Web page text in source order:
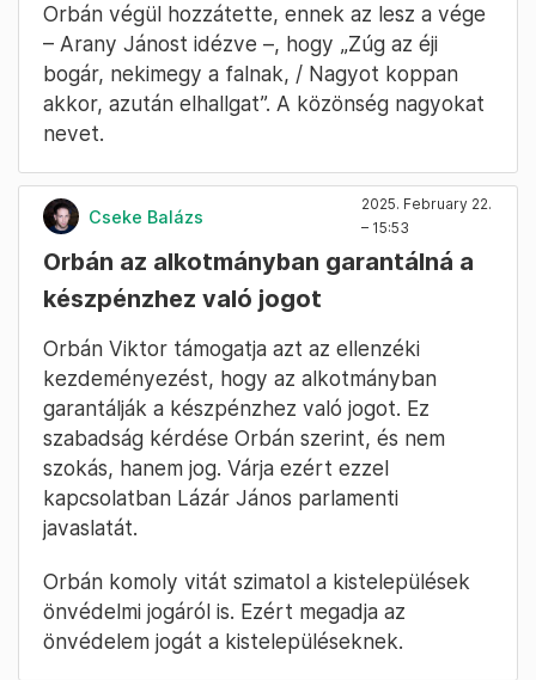
Orbán végül hozzátette, ennek az lesz a vége
– Arany Jánost idézve –, hogy „Zúg az éji
bogár, nekimegy a falnak, / Nagyot koppan
akkor, azután elhallgat”. A közönség nagyokat
nevet.
Cseke Balázs
2025. February 22.
– 15:53
Orbán az alkotmányban garantálná a
készpénzhez való jogot
Orbán Viktor támogatja azt az ellenzéki
kezdeményezést, hogy az alkotmányban
garantálják a készpénzhez való jogot. Ez
szabadság kérdése Orbán szerint, és nem
szokás, hanem jog. Várja ezért ezzel
kapcsolatban Lázár János parlamenti
javaslatát.
Orbán komoly vitát szimatol a kistelepülések
önvédelmi jogáról is. Ezért megadja az
önvédelem jogát a kistelepüléseknek.